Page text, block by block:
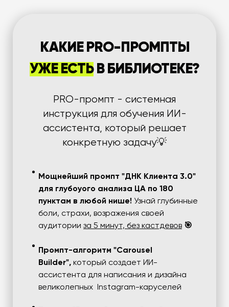
КАКИЕ PRO-ПРОМПТЫ
УЖЕ ЕСТЬВ БИБЛИОТЕКЕ?
PRO-промпт - системная
инструкция для обучения ИИ-
ассистента, который решает
конкретную задачу💡
Мощнейший промпт "ДНК Клиента 3.0"
для глубоуого анализа ЦА по 180
пунктам в любой нише! Узнай глубинные
боли, страхи, возражения своей
аудитории за 5 минут, без кастдевов 🎯
Промпт-алгоритм "Carousel
Builder", который создает ИИ-
ассистента для написания и дизайна
великолепных Instagram-каруселей